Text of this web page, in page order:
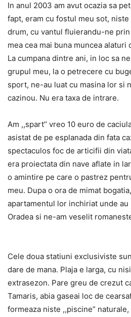
In anul 2003 am avut ocazia sa
fapt, eram cu fostul meu sot,
drum, cu vantul fluierandu-ne
mea cea mai buna muncea alaturi
La cumpana dintre ani, in loc sa
grupul meu, la o petrecere cu
sport, ne-au luat cu masina lor si
cazinou. Nu era taxa de intrare.
Am ,,spart’’ vreo 10 euro de
asistat de pe esplanada din fata
spectaculos foc de articifii din
era proiectata din nave aflate in
o amintire pe care o pastrez
meu. Dupa o ora de mimat
apartamentul lor inchiriat unde
Oradea si ne-am veselit
Cele doua statiuni exclusiviste
dare de mana. Plaja e larga, cu
extrasezon. Pare greu de crezut
Tamaris, abia gaseai loc de
formeaza niste ,,piscine”